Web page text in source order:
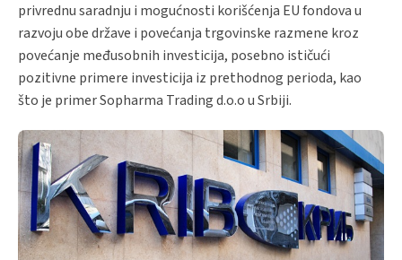
privrednu saradnju i mogućnosti korišćenja EU fondova u
razvoju obe države i povećanja trgovinske razmene kroz
povećanje međusobnih investicija, posebno ističući
pozitivne primere investicija iz prethodnog perioda, kao
što je primer Sopharma Trading d.o.o u Srbiji.